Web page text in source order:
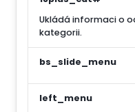
Ukládá informaci o
kategorii.
bs_slide_menu
left_menu